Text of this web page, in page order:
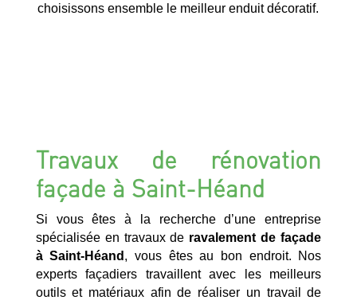
choisissons ensemble le meilleur enduit décoratif.
Travaux de rénovation
façade à Saint-Héand
Si vous êtes à la recherche d’une entreprise
spécialisée en travaux de ravalement de façade
à Saint-Héand , vous êtes au bon endroit. Nos
experts façadiers travaillent avec les meilleurs
outils et matériaux afin de réaliser un travail de